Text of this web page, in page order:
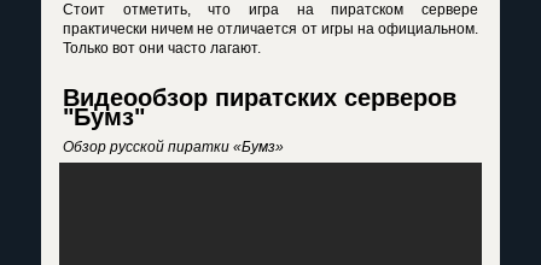
Стоит отметить, что игра на пиратском сервере
практически ничем не отличается от игры на официальном.
Только вот они часто лагают.
Видеообзор пиратских серверов
"Бумз"
Обзор русской пиратки «Бумз»